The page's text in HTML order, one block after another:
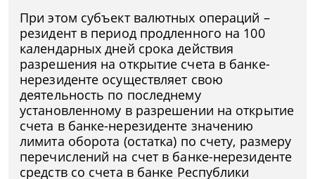
При этом субъект валютных операций –
резидент в период продленного на 100
календарных дней срока действия
разрешения на открытие счета в банке-
нерезиденте осуществляет свою
деятельность по последнему
установленному в разрешении на открытие
счета в банке-нерезиденте значению
лимита оборота (остатка) по счету, размеру
перечислений на счет в банке-нерезиденте
средств со счета в банке Республики